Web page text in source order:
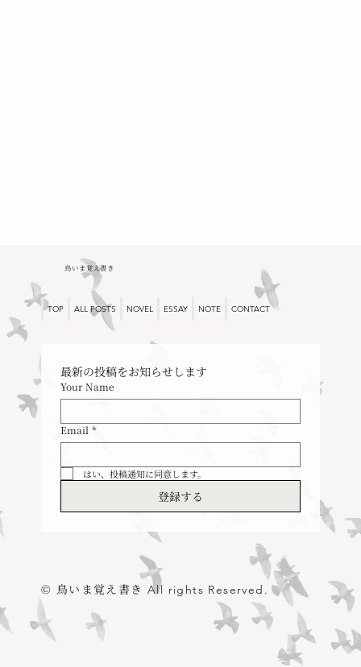
鳥いま覚え書き
TOP ALL POSTS NOVEL ESSAY NOTE CONTACT
最新の投稿をお知らせします
Your Name
Email *
はい、投稿通知に同意します。
登録する
© 鳥いま覚え書き All rights Reserved.